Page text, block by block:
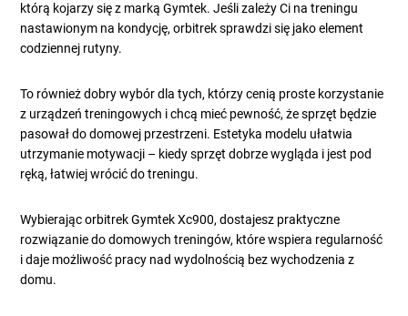
którą kojarzy się z marką Gymtek. Jeśli zależy Ci na treningu
nastawionym na kondycję, orbitrek sprawdzi się jako element
codziennej rutyny.
To również dobry wybór dla tych, którzy cenią proste korzystanie
z urządzeń treningowych i chcą mieć pewność, że sprzęt będzie
pasował do domowej przestrzeni. Estetyka modelu ułatwia
utrzymanie motywacji – kiedy sprzęt dobrze wygląda i jest pod
ręką, łatwiej wrócić do treningu.
Wybierając orbitrek Gymtek Xc900, dostajesz praktyczne
rozwiązanie do domowych treningów, które wspiera regularność
i daje możliwość pracy nad wydolnością bez wychodzenia z
domu.